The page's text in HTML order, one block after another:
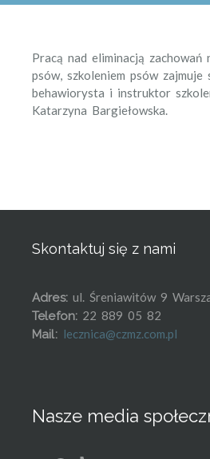
Pracą nad eliminacją zachowań
psów, szkoleniem psów
behawiorysta i instruktor
Katarzyna Bargiełowska.
Skontaktuj się z nami
Adres:ul. Śreniawitów 9
Telefon: 22 889 05 82
Mail: lecznica@czmz.com.pl
Nasze media